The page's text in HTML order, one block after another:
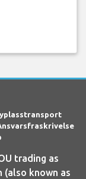
trading as
known as